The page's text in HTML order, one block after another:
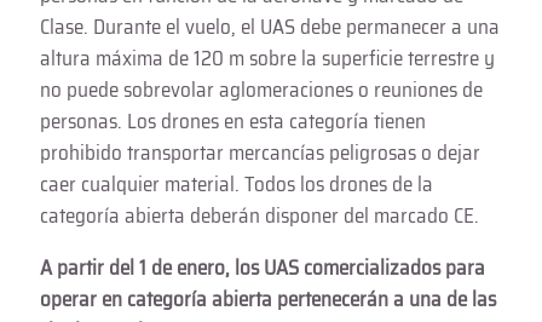
Clase. Durante el vuelo, el UAS debe permanecer a una
altura máxima de 120 m sobre la superficie terrestre y
no puede sobrevolar aglomeraciones o reuniones de
personas. Los drones en esta categoría tienen
prohibido transportar mercancías peligrosas o dejar
caer cualquier material. Todos los drones de la
categoría abierta deberán disponer del marcado CE.
A partir del 1 de enero, los UAS comercializados para
operar en categoría abierta pertenecerán a una de las